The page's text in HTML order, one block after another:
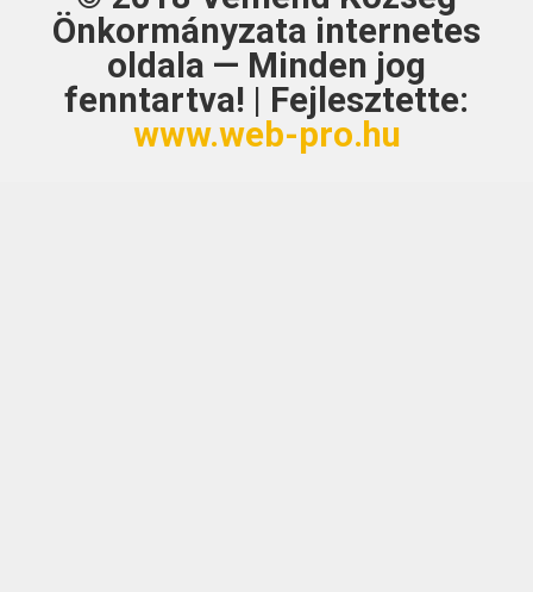
Önkormányzata internetes
oldala — Minden jog
fenntartva! | Fejlesztette:
www.web-pro.hu